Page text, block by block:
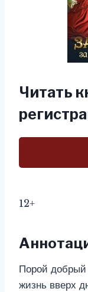
Читать
12+
Порой добрый
жизнь вверх